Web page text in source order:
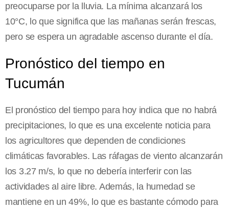
preocuparse por la lluvia. La mínima alcanzará los
10°C, lo que significa que las mañanas serán frescas,
pero se espera un agradable ascenso durante el día.
Pronóstico del tiempo en
Tucumán
El pronóstico del tiempo para hoy indica que no habrá
precipitaciones, lo que es una excelente noticia para
los agricultores que dependen de condiciones
climáticas favorables. Las ráfagas de viento alcanzarán
los 3.27 m/s, lo que no debería interferir con las
actividades al aire libre. Además, la humedad se
mantiene en un 49%, lo que es bastante cómodo para